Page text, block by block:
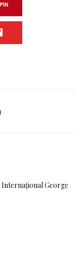
PIN
Internațional George